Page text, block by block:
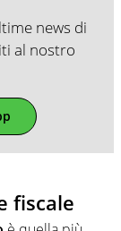
news di
al nostro
fiscale